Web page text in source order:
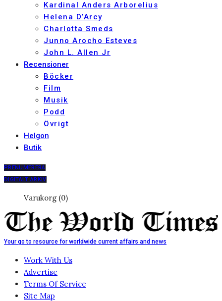
Kardinal Anders Arborelius
Helena D’Arcy
Charlotta Smeds
Junno Arocho Esteves
John L. Allen Jr
Recensioner
Böcker
Film
Musik
Podd
Övrigt
Helgon
Butik
PRENUMERERA
DIGITALT ARKIV
Varukorg (0)
Your go to resource for worldwide current affairs and news
Work With Us
Advertise
Terms Of Service
Site Map